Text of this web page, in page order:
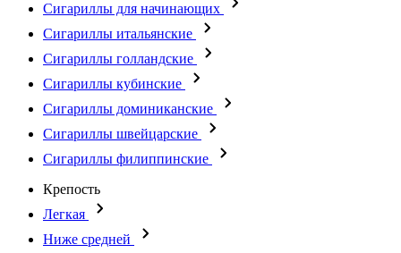
Сигариллы для начинающих
Сигариллы итальянские
Сигариллы голландские
Сигариллы кубинские
Сигариллы доминиканские
Сигариллы швейцарские
Сигариллы филиппинские
Крепость
Легкая
Ниже средней